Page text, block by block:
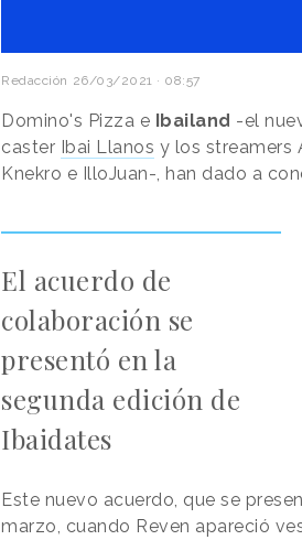
Redacción 26/03/2021 · 08:57
Domino's Pizza e Ibailand -el
caster Ibai Llanos y los streamers
Knekro e IlloJuan-, han dado a
El acuerdo de
colaboración se
presentó en la
segunda edición de
Ibaidates
Este nuevo acuerdo, que se
marzo, cuando Reven apareció